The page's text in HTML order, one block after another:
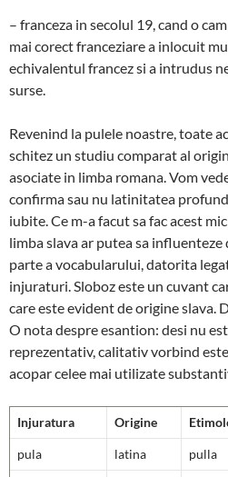
– franceza in secolul 19, cand o
mai corect franceziare a inlocuit
echivalentul francez si a intrudus
surse.
Revenind la pulele noastre, toate
schitez un studiu comparat al
asociate in limba romana. Vom
confirma sau nu latinitatea
iubite. Ce m-a facut sa fac acest
limba slava ar putea sa
parte a vocabularului, datorita
injuraturi. Sloboz este un cuvant
care este evident de origine slava.
O nota despre esantion: desi nu
reprezentativ, calitativ vorbind
acopar celee mai utilizate
Injuratura Origine
pula latina pulla